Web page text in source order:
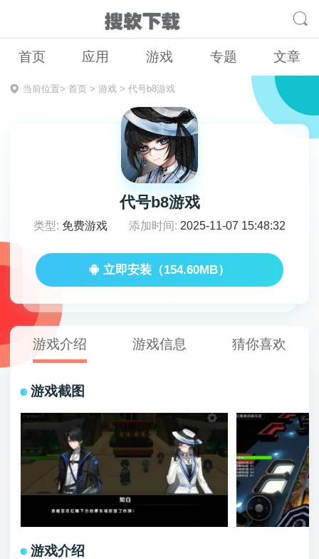
首页 应用 游戏 专题 文章
当前位置> 首页> 游戏> 代号b8游戏
代号b8游戏
类型: 免费游戏 添加时间: 2025-11-07 15:48:32
立即安装（154.60MB）
游戏介绍 游戏信息 猜你喜欢
游戏截图
游戏介绍